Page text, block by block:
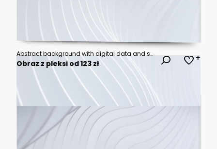
Abstract background with digital data and stock market charts on blue glowing lights, AI technology concept.
Obraz z pleksi od 123 zł